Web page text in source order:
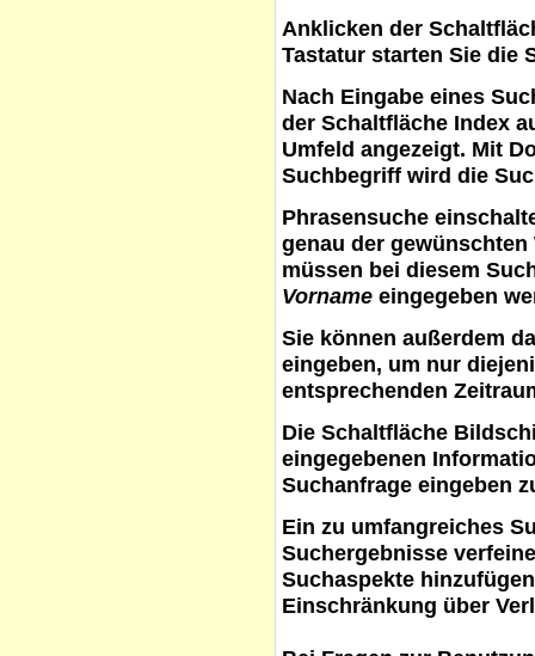
Anklicken der
Tastatur starten Sie die
Nach Eingabe eines
der Schaltfläche Index
Umfeld angezeigt. Mit
Suchbegriff wird die
Phrasensuche
genau der
müssen bei diesem
Vorname eingegeben
Sie können außerdem
eingeben, um nur
entsprechenden
Die Schaltfläche
eingegebenen
Suchanfrage eingeben
Ein zu umfangreiches
Suchergebnisse
Suchaspekte
Einschränkung über